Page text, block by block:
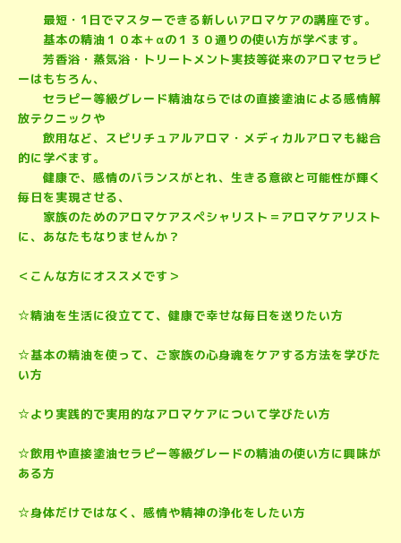
最短・1日でマスターできる新しいアロマケアの講座です。
基本の精油１０本＋αの１３０通りの使い方が学べます。
芳香浴・蒸気浴・トリートメント実技等従来のアロマセラピ
ーはもちろん、
セラピー等級グレード精油ならではの直接塗油による感情解
放テクニックや
飲用など、スピリチュアルアロマ・メディカルアロマも総合
的に学べます。
健康で、感情のバランスがとれ、生きる意欲と可能性が輝く
毎日を実現させる、
家族のためのアロマケアスペシャリスト ＝アロマケアリスト
に、あなたもなりませんか？
＜こんな方にオススメです＞
☆精油を生活に役立てて、健康で幸せな毎日を送りたい方
☆基本の精油を使って、ご家族の心身魂をケアする方法を学びた
い方
☆より実践的で実用的なアロマケアについて学びたい方
☆飲用や直接塗油セラピー等級グレードの精油の使い方に興味が
ある方
☆身体だけではなく、感情や精神の浄化をしたい方